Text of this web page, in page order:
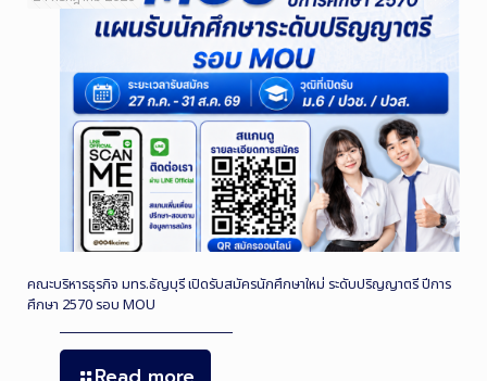
คณะบริหารธุรกิจ มทร.ธัญบุรี เปิดรับสมัครนักศึกษาใหม่ ระดับปริญญาตรี ปีการ
ศึกษา 2570 รอบ MOU